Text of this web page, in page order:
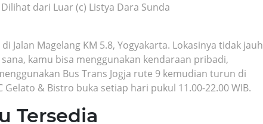
dari Luar (c) Listya Dara Sunda
Jalan Magelang KM 5.8, Yogyakarta. Lokasinya tidak jauh
sana, kamu bisa menggunakan kendaraan pribadi,
Bus Trans Jogja rute 9 kemudian turun di
Gelato & Bistro buka setiap hari pukul 11.00-22.00 WIB.
Tersedia